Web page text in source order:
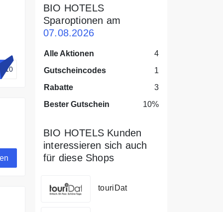
ls10
BIO HOTELS
Sparoptionen am
07.08.2026
Alle Aktionen
4
Gutscheincodes
1
Rabatte
3
Bester Gutschein
10%
BIO HOTELS Kunden
interessieren sich auch
für diese Shops
touriDat